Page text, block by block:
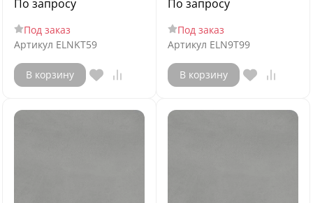
По запросу
Под заказ
Артикул ELNKT59
В корзину
По запросу
Под заказ
Артикул ELN9T99
В корзину